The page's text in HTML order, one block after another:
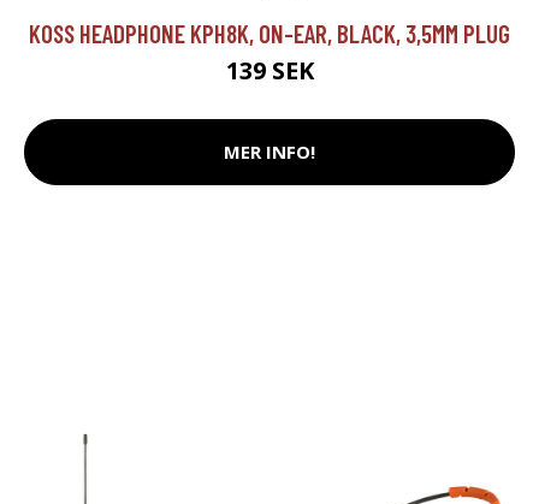
KOSS HEADPHONE KPH8K, ON-EAR, BLACK, 3,5MM PLUG
139 SEK
MER INFO!